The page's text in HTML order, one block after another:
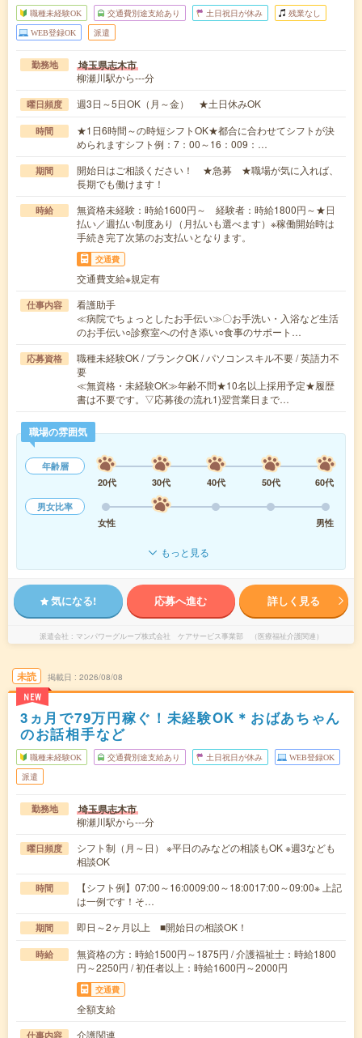
職種未経験OK 交通費別途支給あり 土日祝日が休み 残業なし
WEB登録OK 派遣
勤務地 埼玉県志木市
柳瀬川駅から---分
曜日頻度 週3日～5日OK（月～金） ★土日休みOK
時間
★1日6時間～の時短シフトOK★都合に合わせてシフトが決
められますシフト例：7：00～16：009：…
期間
開始日はご相談ください！ ★急募 ★職場が気に入れば、
長期でも働けます！
時給
無資格未経験：時給1600円～ 経験者：時給1800円～★日
払い／週払い制度あり（月払いも選べます）※稼働開始時は
手続き完了次第のお支払いとなります。
交通費
交通費支給※規定有
仕事内容
看護助手
≪病院でちょっとしたお手伝い≫〇お手洗い・入浴など生活
のお手伝い○診察室への付き添い○食事のサポート…
応募資格
職種未経験OK / ブランクOK / パソコンスキル不要 / 英語力不
要
≪無資格・未経験OK≫年齢不問★10名以上採用予定★履歴
書は不要です。▽応募後の流れ1)翌営業日まで…
職場の雰囲気
年齢層
20代
30代 40代 50代
60代
男女比率
女性
男性
もっと見る
気になる! 応募へ進む 詳しく見る
派遣会社 マンパワーグループ株式会社 ケアサービス事業部 （医療福祉介護関連）
未読
NEW
掲載日 2026/08/08
3ヵ月で79万円稼ぐ！未経験OK＊おばあちゃん
のお話相手など
職種未経験OK 交通費別途支給あり 土日祝日が休み WEB登録OK
派遣
勤務地 埼玉県志木市
柳瀬川駅から---分
曜日頻度
シフト制（月～日） ※平日のみなどの相談もOK ※週3なども
相談OK
時間
【シフト例】07:00～16:0009:00～18:0017:00～09:00※ 上記
は一例です！そ…
期間 即日～2ヶ月以上 ■開始日の相談OK！
時給
無資格の方：時給1500円～1875円 / 介護福祉士：時給1800
円～2250円 / 初任者以上：時給1600円～2000円
交通費
全額支給
仕事内容 介護関連